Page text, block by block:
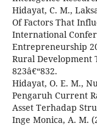
Hidayat, C. M.,
Of Factors That
International
Entrepreneurship
Rural Development
823â€“832.
Hidayat, O. E. M.,
Pengaruh Current
Asset Terhadap
Inge Monica, A. M.